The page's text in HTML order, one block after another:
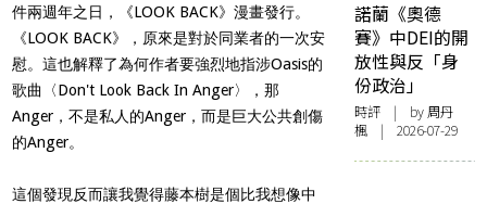
件兩週年之日，《LOOK BACK》漫畫發行。
《LOOK BACK》，原來是對於同業者的一次安
慰。這也解釋了為何作者要強烈地指涉Oasis的
歌曲〈Don't Look Back In Anger〉，那
Anger，不是私人的Anger，而是巨大公共創傷
的Anger。
這個發現反而讓我覺得藤本樹是個比我想像中
諾蘭《奧德
賽》中DEI的開
放性與反「身
份政治」
時評 | by周丹
楓 | 2026-07-29